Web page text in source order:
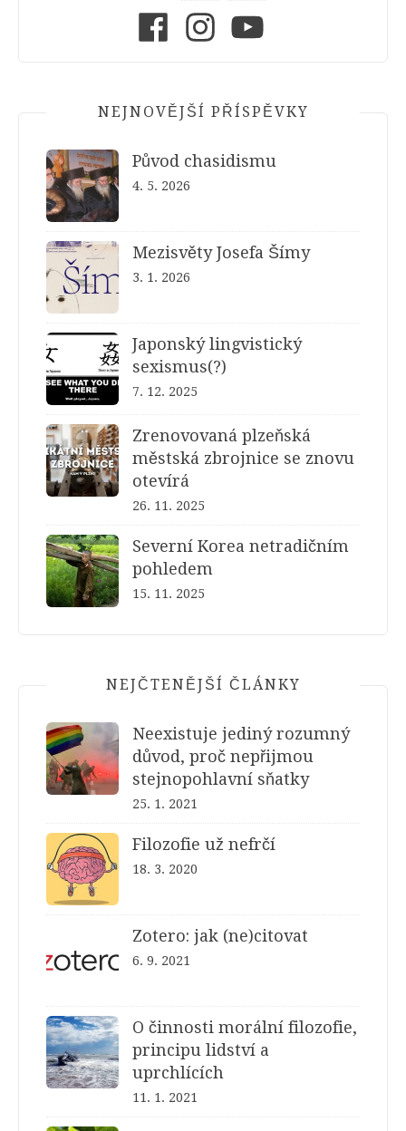
NEJNOVĚJŠÍ PŘÍSPĚVKY
Původ chasidismu
4. 5. 2026
Mezisvěty Josefa Šímy
3. 1. 2026
Japonský lingvistický
sexismus(?)
7. 12. 2025
Zrenovovaná plzeňská
městská zbrojnice se znovu
otevírá
26. 11. 2025
Severní Korea netradičním
pohledem
15. 11. 2025
NEJČTENĚJŠÍ ČLÁNKY
Neexistuje jediný rozumný
důvod, proč nepřijmou
stejnopohlavní sňatky
25. 1. 2021
Filozofie už nefrčí
18. 3. 2020
Zotero: jak (ne)citovat
6. 9. 2021
O činnosti morální filozofie,
principu lidství a
uprchlících
11. 1. 2021